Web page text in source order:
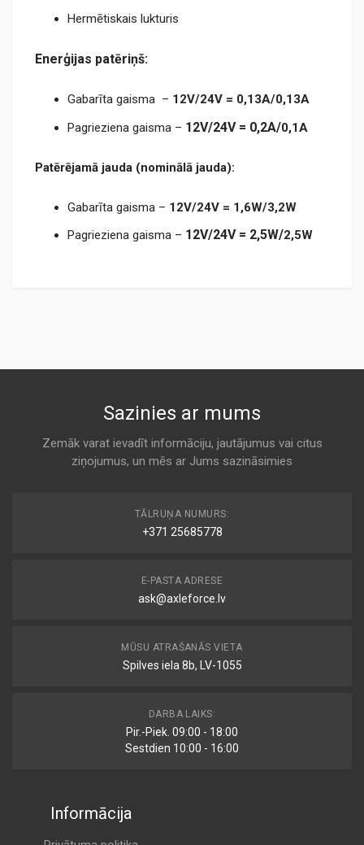
Hermētiskais lukturis
Enerģijas patēriņš:
Gabarīta gaisma – 12V/24V = 0,13А/0,13А
Pagrieziena gaisma – 12V/24V = 0,2A/0,1A
Patērējamā jauda (nominālā jauda):
Gabarīta gaisma – 12V/24V = 1,6W/3,2W
Pagrieziena gaisma – 12V/24V = 2,5W/2,5W
Sazinies ar mums
Zemāk varat ievadīt informāciju, jautājumus vai citus
ziņojumus, un mēs ar Jums sazināsimies
TĀLRUŅA NUMURS:
+371 25685778
E-PASTA ADRESE
ask@axleforce.lv
MŪSU ATRAŠANĀS VIETA
Spilves iela 8b, LV-1055
DARBA LAIKS:
Pir.-Piek. 09:00 - 18:00
Sestdien 10:00 - 16:00
Informācija